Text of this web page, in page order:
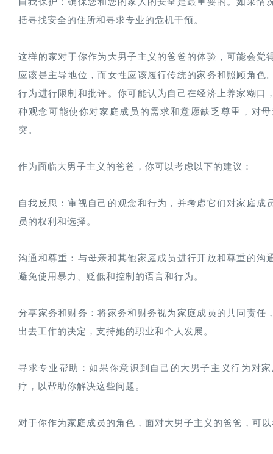
括寻找安全的住所和寻求专业的危机干预。
这样的家对于你作为大男子主义的爸爸的体验，可能会
应该是主导地位，而女性应该履行传统的家务和照顾角
行为进行限制和批评。你可能认为自己在经济上养家糊
种观念可能使你对家庭成员的需求和意愿缺乏尊重，对
突。
作为面临大男子主义的爸爸，你可以考虑以下的建议：
自我反思：审视自己的观念和行为，并考虑它们对家庭
员的权利和选择。
沟通和尊重：与母亲和其他家庭成员进行开放和尊重的
避免使用暴力、贬低和控制的语言和行为。
分享家务和财务：将家务和财务视为家庭成员的共同责
出去工作的决定，支持她的职业和个人发展。
寻求专业帮助：如果你意识到自己的大男子主义行为对
疗，以帮助你解决这些问题。
对于你作为家庭成员的角色，面对大男子主义的爸爸，可